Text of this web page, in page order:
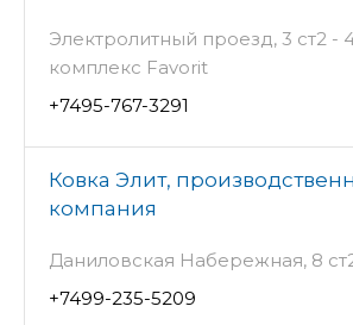
Электролитный проезд, 3 ст2 -
комплекс Favorit
+7495-767-3291
Ковка Элит,
компания
Даниловская Набережная, 8
+7499-235-5209